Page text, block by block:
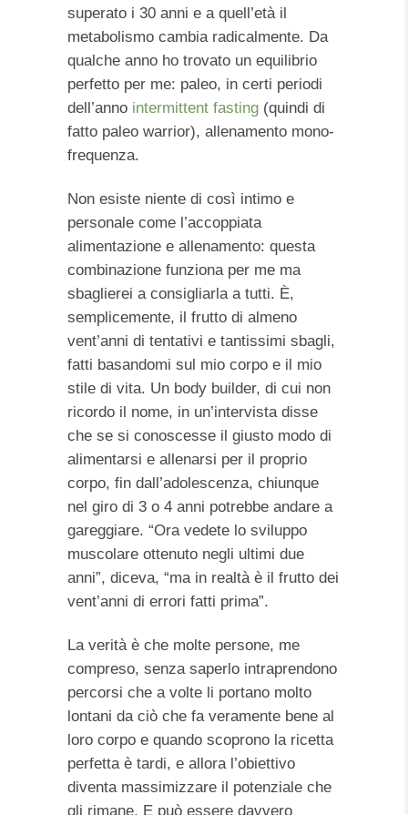
superato i 30 anni e a quell’età il
metabolismo cambia radicalmente. Da
qualche anno ho trovato un equilibrio
perfetto per me: paleo, in certi periodi
dell’anno intermittent fasting (quindi di
fatto paleo warrior), allenamento mono-
frequenza.
Non esiste niente di così intimo e
personale come l’accoppiata
alimentazione e allenamento: questa
combinazione funziona per me ma
sbaglierei a consigliarla a tutti. È,
semplicemente, il frutto di almeno
vent’anni di tentativi e tantissimi sbagli,
fatti basandomi sul mio corpo e il mio
stile di vita. Un body builder, di cui non
ricordo il nome, in un’intervista disse
che se si conoscesse il giusto modo di
alimentarsi e allenarsi per il proprio
corpo, fin dall’adolescenza, chiunque
nel giro di 3 o 4 anni potrebbe andare a
gareggiare. “Ora vedete lo sviluppo
muscolare ottenuto negli ultimi due
anni”, diceva, “ma in realtà è il frutto dei
vent’anni di errori fatti prima”.
La verità è che molte persone, me
compreso, senza saperlo intraprendono
percorsi che a volte li portano molto
lontani da ciò che fa veramente bene al
loro corpo e quando scoprono la ricetta
perfetta è tardi, e allora l’obiettivo
diventa massimizzare il potenziale che
gli rimane. E può essere davvero